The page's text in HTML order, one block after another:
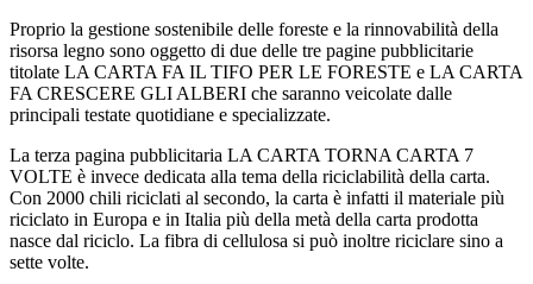
Proprio la gestione sostenibile delle foreste e la rinnovabilità della
risorsa legno sono oggetto di due delle tre pagine pubblicitarie
titolate LA CARTA FA IL TIFO PER LE FORESTE e LA CARTA
FA CRESCERE GLI ALBERI che saranno veicolate dalle
principali testate quotidiane e specializzate.
La terza pagina pubblicitaria LA CARTA TORNA CARTA 7
VOLTE è invece dedicata alla tema della riciclabilità della carta.
Con 2000 chili riciclati al secondo, la carta è infatti il materiale più
riciclato in Europa e in Italia più della metà della carta prodotta
nasce dal riciclo. La fibra di cellulosa si può inoltre riciclare sino a
sette volte.